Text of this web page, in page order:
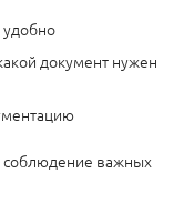
удобно
документ нужен
соблюдение важных